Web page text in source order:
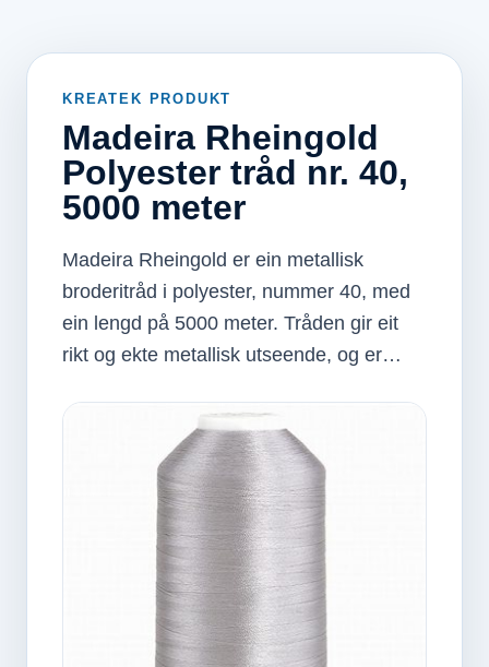
KREATEK PRODUKT
Madeira Rheingold
Polyester tråd nr. 40,
5000 meter
Madeira Rheingold er ein metallisk
broderitråd i polyester, nummer 40, med
ein lengd på 5000 meter. Tråden gir eit
rikt og ekte metallisk utseende, og er…